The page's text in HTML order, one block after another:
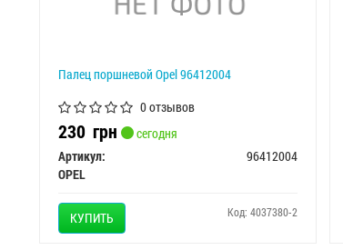
Палец поршневой Opel 96412004
0 отзывов
230 грн
сегодня
Артикул:
96412004
OPEL
КУПИТЬ Код: 4037380-2